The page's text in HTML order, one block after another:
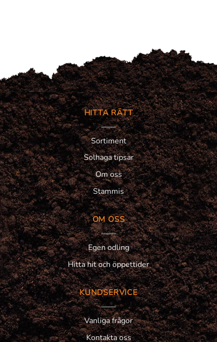
HITTA RÄTT
Sortiment
Solhaga tipsar
Om oss
Stammis
OM OSS
Egen odling
Hitta hit och öppettider
KUNDSERVICE
Vanliga frågor
Kontakta oss